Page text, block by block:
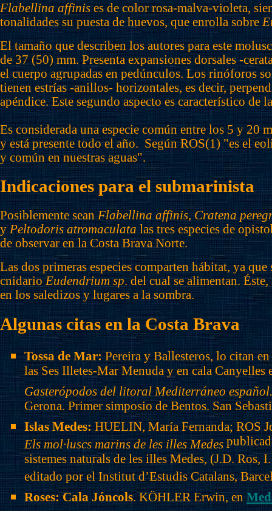
Flabellina affinis es de color rosa-malva-violeta,
tonalidades su puesta de huevos, que enrolla sobre
El tamaño que describen los autores para este
de 37 (50) mm. Presenta expansiones dorsales -
el cuerpo agrupadas en pedúnculos. Los rinóforos
tienen estrías -anillos- horizontales, es decir,
apéndice. Este segundo aspecto es característico de
Es considerada una especie común entre los 5 y 20
y está presente todo el año. Según ROS(1) "es el
y común en nuestras aguas".
Indicaciones para el submarinista
Posiblemente seanFlabellina affinis,Cratena
yPeltodoris atromaculatalas tres especies de
de observar en la Costa Brava Norte.
Las dos primeras especies comparten hábitat, ya que
cnidarioEudendrium sp. del cual se alimentan. Éste,
en los saledizos y lugares a la sombra.
Algunas citas en la Costa Brava
Tossa de Mar:Pereira y Ballesteros, lo citan
las Ses Illetes-Mar Menuda y en cala Canyelles
Gasterópodos del litoral Mediterráneo español.
Gerona. Primer simposio de Bentos. San
Islas Medes: HUELIN, María Fernanda; ROS
Els mol·luscs marins de les illes Medes
sistemes naturals de les illes Medes, (J.D.
editado por el Institut d’Estudis Catalans,
Roses: Cala Jóncols. KÖHLER Erwin, en